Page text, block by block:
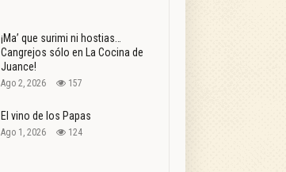
¡Ma’ que surimi ni hostias…
Cangrejos sólo en La Cocina de
Juance!
Ago 2, 2026 157
El vino de los Papas
Ago 1, 2026 124